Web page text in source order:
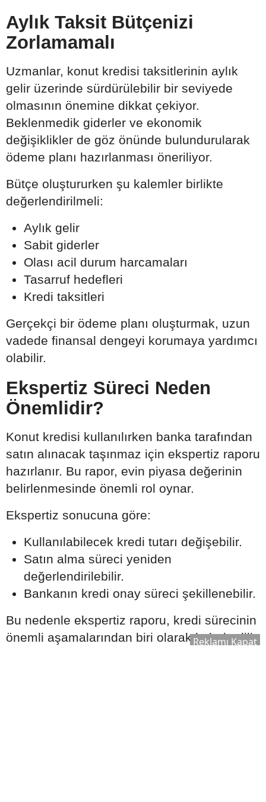
Aylık Taksit Bütçenizi
Zorlamamalı
Uzmanlar, konut kredisi taksitlerinin aylık
gelir üzerinde sürdürülebilir bir seviyede
olmasının önemine dikkat çekiyor.
Beklenmedik giderler ve ekonomik
değişiklikler de göz önünde bulundurularak
ödeme planı hazırlanması öneriliyor.
Bütçe oluştururken şu kalemler birlikte
değerlendirilmeli:
Aylık gelir
Sabit giderler
Olası acil durum harcamaları
Tasarruf hedefleri
Kredi taksitleri
Gerçekçi bir ödeme planı oluşturmak, uzun
vadede finansal dengeyi korumaya yardımcı
olabilir.
Ekspertiz Süreci Neden
Önemlidir?
Konut kredisi kullanılırken banka tarafından
satın alınacak taşınmaz için ekspertiz raporu
hazırlanır. Bu rapor, evin piyasa değerinin
belirlenmesinde önemli rol oynar.
Ekspertiz sonucuna göre:
Kullanılabilecek kredi tutarı değişebilir.
Satın alma süreci yeniden
değerlendirilebilir.
Bankanın kredi onay süreci şekillenebilir.
Bu nedenle ekspertiz raporu, kredi sürecinin
önemli aşamalarından biri olarak kabul edilir.
Reklamı Kapat